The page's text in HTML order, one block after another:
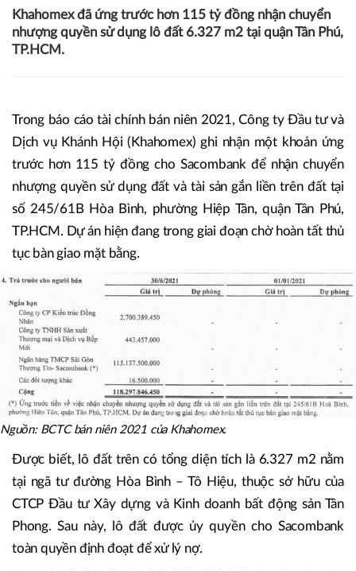
Khahomex đã ứng trước hơn 115 tỷ đồng nhận chuyển
nhượng quyền sử dụng lô đất 6.327 m2 tại quận Tân Phú,
TP.HCM.
Trong báo cáo tài chính bán niên 2021, Công ty Đầu tư và
Dịch vụ Khánh Hội (Khahomex) ghi nhận một khoản ứng
trước hơn 115 tỷ đồng cho Sacombank để nhận chuyển
nhượng quyền sử dụng đất và tài sản gắn liền trên đất tại
số 245/61B Hòa Bình, phường Hiệp Tân, quận Tân Phú,
TP.HCM. Dự án hiện đang trong giai đoạn chờ hoàn tất thủ
tục bàn giao mặt bằng.
Nguồn: BCTC bán niên 2021 của Khahomex.
Được biết, lô đất trên có tổng diện tích là 6.327 m2 nằm
tại ngã tư đường Hòa Bình – Tô Hiệu, thuộc sở hữu của
CTCP Đầu tư Xây dựng và Kinh doanh bất động sản Tân
Phong. Sau này, lô đất được ủy quyền cho Sacombank
toàn quyền định đoạt để xử lý nợ.